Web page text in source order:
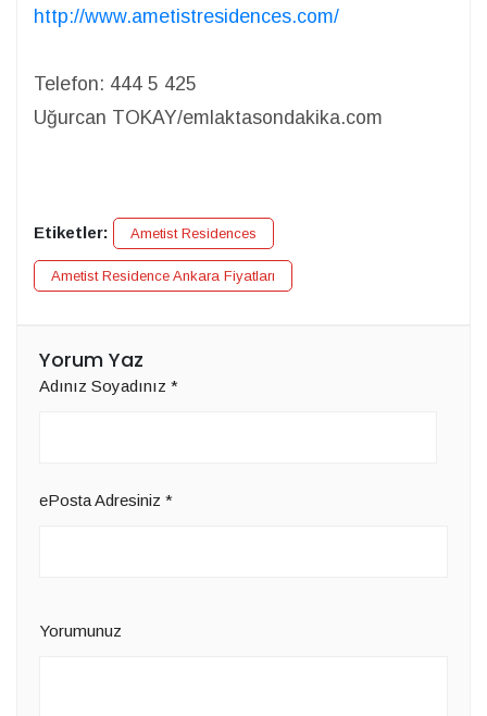
http://www.ametistresidences.com/
Telefon: 444 5 425
Uğurcan TOKAY/emlaktasondakika.com
Etiketler: Ametist Residences
Ametist Residence Ankara Fiyatları
Yorum Yaz
Adınız Soyadınız *
ePosta Adresiniz *
Yorumunuz